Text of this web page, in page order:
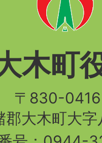
木町
〒830-
郡大木町大